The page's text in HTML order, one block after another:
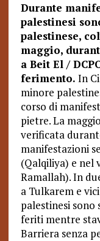
Durante
palestinesi
palestinese,
maggio,
a Beit El /
ferimento. In
minore
corso di
pietre. La
verificata
manifestazioni
(Qalqiliya) e nel
Ramallah). In
a Tulkarem e
palestinesi
feriti mentre
Barriera senza